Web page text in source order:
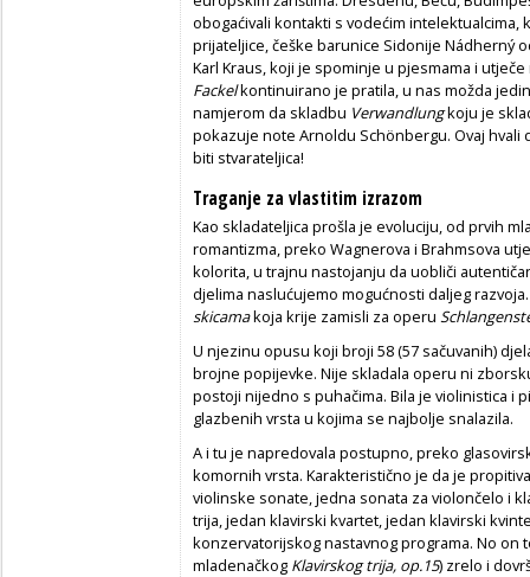
obogaćivali kontakti s vodećim
prijateljice, češke barunice Sidonije Nádherný
Karl Kraus, koji je spominje u pjesmama i
Fackelkontinuirano je pratila, u nas možda
namjerom da skladbu Verwandlungkoju je
pokazuje note Arnoldu Schönbergu. Ovaj hvali
biti stvarateljica!
Traganje za vlastitim izrazom
Kao skladateljica prošla je evoluciju, od prvih
romantizma, preko Wagnerova i Brahmsova
kolorita, u trajnu nastojanju da uobliči
djelima naslućujemo mogućnosti daljeg
skicamakoja krije zamisli za operu
U njezinu opusu koji broji 58 (57 sačuvanih)
brojne popijevke. Nije skladala operu ni
postoji nijedno s puhačima. Bila je violinistica i
glazbenih vrsta u kojima se najbolje snalazila.
A i tu je napredovala postupno, preko
komornih vrsta. Karakteristično je da je
violinske sonate, jedna sonata za violončelo i
trija, jedan klavirski kvartet, jedan klavirski
konzervatorijskog nastavnog programa. No on
mladenačkog Klavirskog trija, op.15) zrelo i